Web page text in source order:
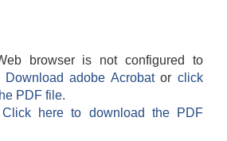
browser is not configured to
Download adobe Acrobatorclick
PDF file.
Click here to download the PDF